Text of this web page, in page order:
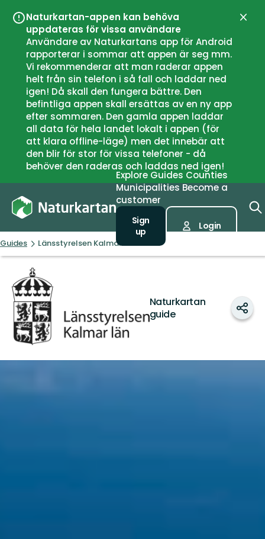
Naturkartan-appen kan behöva
uppdateras för vissa användare
Användare av Naturkartans app för Android
rapporterar i sommar att appen är seg mm.
Vi rekommenderar att man raderar appen
helt från sin telefon i så fall och laddar ned
igen! Då skall den fungera bättre. Den
befintliga appen skall ersättas av en ny app
efter sommaren. Den gamla appen laddar
all data för hela landet lokalt i appen (för
att klara offline-läge) men det innebär att
den blir för stor för vissa telefoner - då
behöver den raderas och laddas ned igen!
Close
Explore Guides Counties
Municipalities Become a
customer
Sign
up
Login
Guides Länsstyrelsen Kalmar län
län
Naturkartan
guide